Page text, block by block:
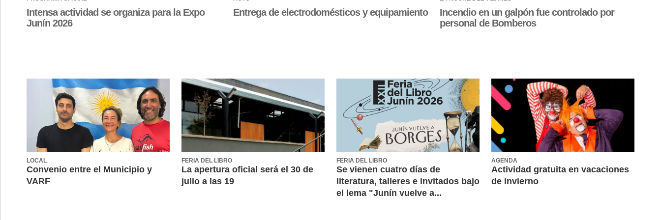
Intensa actividad se organiza para la Expo
Junín 2026
Entrega de electrodomésticos y equipamiento
Incendio en un galpón fue controlado por
personal de Bomberos
LOCAL
Convenio entre el Municipio y
VARF
FERIA DEL LIBRO
La apertura oficial será el 30 de
julio a las 19
FERIA DEL LIBRO
Se vienen cuatro días de
literatura, talleres e invitados bajo
el lema "Junín vuelve a...
AGENDA
Actividad gratuita en vacaciones
de invierno